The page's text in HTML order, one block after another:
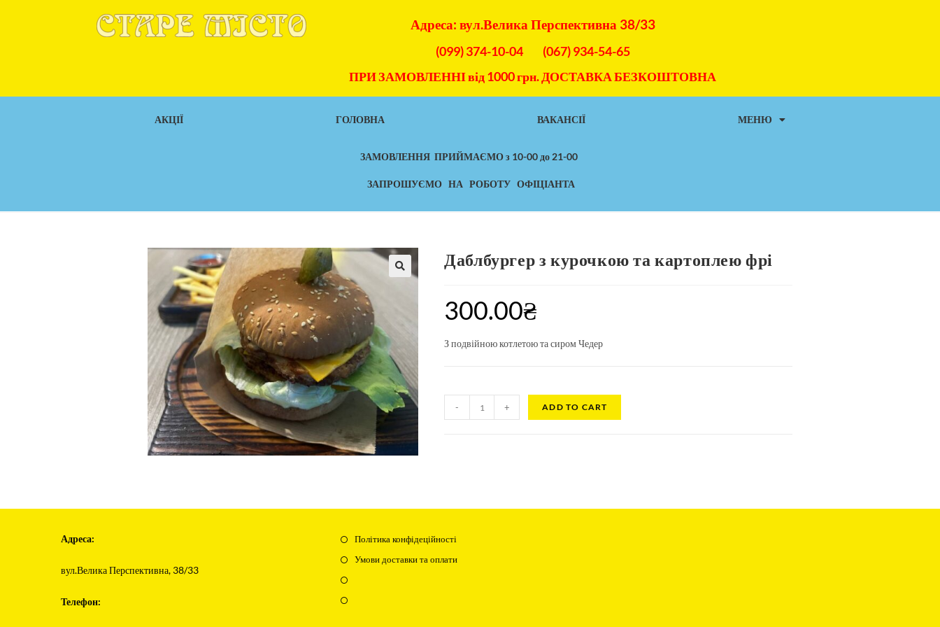
Адреса: вул.Велика Перспективна 38/33
(099) 374-10-04
(067) 934-54-65
ПРИ ЗАМОВЛЕННІ від 1000 грн. ДОСТАВКА БЕЗКОШТОВНА
АКЦІЇ ГОЛОВНА ВАКАНСІЇ МЕНЮ
ЗАМОВЛЕННЯ ПРИЙМАЄМО з 10-00 до 21-00
ЗАПРОШУЄМО НА РОБОТУ ОФІЦІАНТА
Даблбургер з курочкою та картоплею фрі
300.00₴
З подвійною котлетою та сиром Чедер
- + ADD TO CART
Адреса:
вул.Велика Перспективна, 38/33
Телефон:
Політика конфідеційності
Умови доставки та оплати